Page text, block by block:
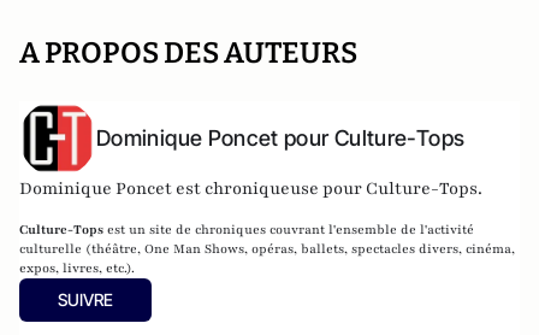
A PROPOS DES AUTEURS
Dominique Poncet pour Culture-Tops
Dominique Poncet est chroniqueuse pour Culture-Tops.
Culture-Tops est un site de chroniques couvrant l'ensemble de l'activité
culturelle (théâtre, One Man Shows, opéras, ballets, spectacles divers, cinéma,
expos, livres, etc.).
SUIVRE